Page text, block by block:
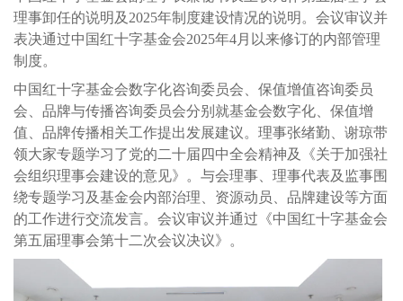
理事卸任的说明及2025年制度建设情况的说明。会议审议并
表决通过中国红十字基金会2025年4月以来修订的内部管理
制度。
中国红十字基金会数字化咨询委员会、保值增值咨询委员
会、品牌与传播咨询委员会分别就基金会数字化、保值增
值、品牌传播相关工作提出发展建议。理事张绪勤、谢琼带
领大家专题学习了党的二十届四中全会精神及《关于加强社
会组织理事会建设的意见》。与会理事、理事代表及监事围
绕专题学习及基金会内部治理、资源动员、品牌建设等方面
的工作进行交流发言。会议审议并通过《中国红十字基金会
第五届理事会第十二次会议决议》。